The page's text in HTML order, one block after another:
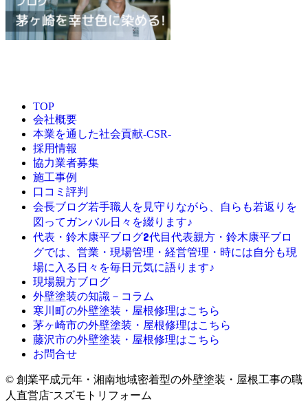
TOP
会社概要
本業を通した社会貢献-CSR-
採用情報
協力業者募集
施工事例
口コミ評判
会長ブログ若手職人を見守りながら、自らも若返りを
図ってガンバル日々を綴ります♪
代表・鈴木康平ブログ2代目代表親方・鈴木康平ブロ
グでは、営業・現場管理・経営管理・時には自分も現
場に入る日々を毎日元気に語ります♪
現場親方ブログ
外壁塗装の知識－コラム
寒川町の外壁塗装・屋根修理はこちら
茅ヶ崎市の外壁塗装・屋根修理はこちら
藤沢市の外壁塗装・屋根修理はこちら
お問合せ
© 創業平成元年・湘南地域密着型の外壁塗装・屋根工事の職
人直営店⁻スズモトリフォーム